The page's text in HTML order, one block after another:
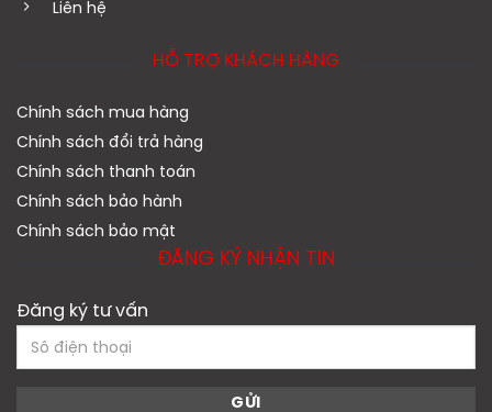
Liên hệ
HỖ TRỢ KHÁCH HÀNG
Chính sách mua hàng
Chính sách đổi trả hàng
Chính sách thanh toán
Chính sách bảo hành
Chính sách bảo mật
ĐĂNG KÝ NHẬN TIN
Đăng ký tư vấn